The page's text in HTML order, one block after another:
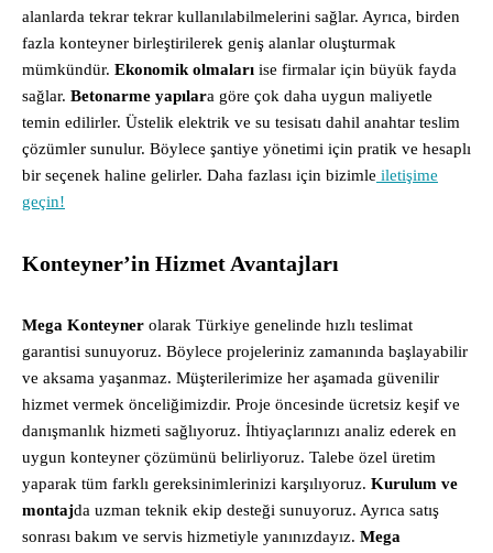
alanlarda tekrar tekrar kullanılabilmelerini sağlar. Ayrıca, birden
fazla konteyner birleştirilerek geniş alanlar oluşturmak
mümkündür. Ekonomik olmaları ise firmalar için büyük fayda
sağlar. Betonarme yapılara göre çok daha uygun maliyetle
temin edilirler. Üstelik elektrik ve su tesisatı dahil anahtar teslim
çözümler sunulur. Böylece şantiye yönetimi için pratik ve hesaplı
bir seçenek haline gelirler. Daha fazlası için bizimle iletişime
geçin!
Konteyner’in Hizmet Avantajları
Mega Konteyner olarak Türkiye genelinde hızlı teslimat
garantisi sunuyoruz. Böylece projeleriniz zamanında başlayabilir
ve aksama yaşanmaz. Müşterilerimize her aşamada güvenilir
hizmet vermek önceliğimizdir. Proje öncesinde ücretsiz keşif ve
danışmanlık hizmeti sağlıyoruz. İhtiyaçlarınızı analiz ederek en
uygun konteyner çözümünü belirliyoruz. Talebe özel üretim
yaparak tüm farklı gereksinimlerinizi karşılıyoruz. Kurulum ve
montajda uzman teknik ekip desteği sunuyoruz. Ayrıca satış
sonrası bakım ve servis hizmetiyle yanınızdayız. Mega